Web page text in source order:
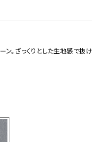
。ざっくりとした生地感で抜け